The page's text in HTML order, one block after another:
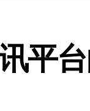
配置新探
平